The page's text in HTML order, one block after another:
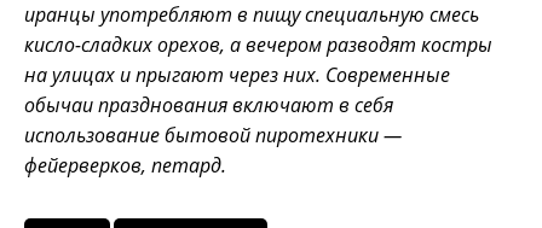
иранцы употребляют в пищу специальную смесь
кисло-сладких орехов, а вечером разводят костры
на улицах и прыгают через них. Современные
обычаи празднования включают в себя
использование бытовой пиротехники —
фейерверков, петард.